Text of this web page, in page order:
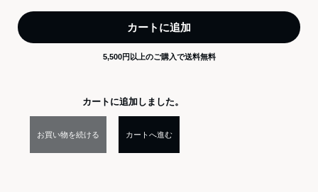
カートに追加
5,500円以上のご購入で送料無料
カートに追加しました。
お買い物を続ける カートへ進む